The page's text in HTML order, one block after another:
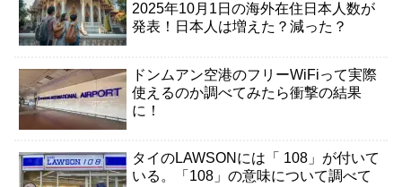
2025年10月1日の海外在住日本人数が
発表！日本人は増えた？減った？
ドンムアン空港のフリーWiFiって実際
使えるのか調べてみたら衝撃の結果
に！
タイのLAWSONには「 108」が付いて
いる。「108」の意味について調べて